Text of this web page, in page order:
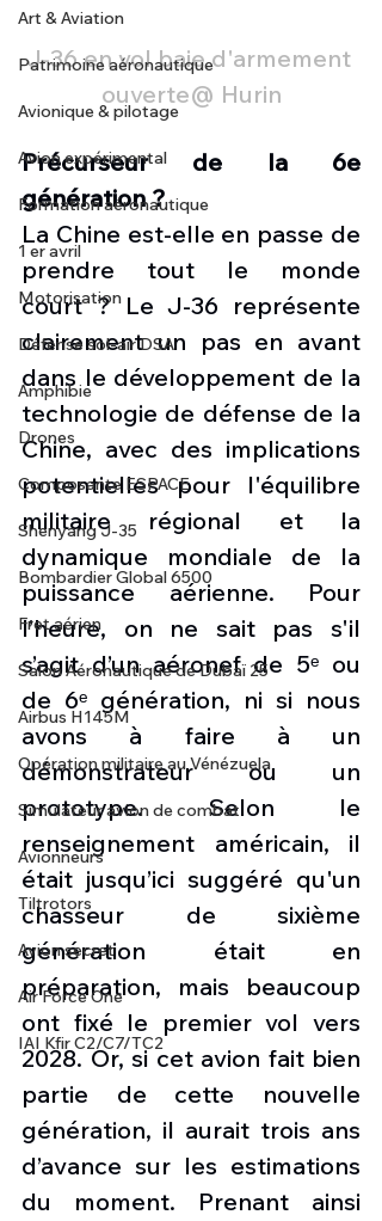
Art & Aviation
Patrimoine aéronautique
Avionique & pilotage
Avion expérimental
Formation aéronautique
1 er avril
Motorisation
Défense sol-air DSA
Amphibie
Drones
Composante ESPACE
Shenyang J-35
Bombardier Global 6500
Fret aérien
Salon Aéronautique de Dubaï 25
Airbus H145M
Opération militaire au Vénézuela
Simulateur avion de combat
Avionneurs
Tiltrotors
Avion secret
Air Force One
IAI Kfir C2/C7/TC2
J-36 en vol baie d'armement
ouverte@ Hurin
Précurseur de la 6e
génération ?
La Chine est-elle en passe de
prendre tout le monde
court ? Le J-36 représente
clairement un pas en avant
dans le développement de la
technologie de défense de la
Chine, avec des implications
potentielles pour l'équilibre
militaire régional et la
dynamique mondiale de la
puissance aérienne. Pour
l’heure, on ne sait pas s'il
s’agit d’un aéronef de 5ᵉ ou
de 6ᵉ génération, ni si nous
avons à faire à un
démonstrateur ou un
prototype. Selon le
renseignement américain, il
était jusqu’ici suggéré qu'un
chasseur de sixième
génération était en
préparation, mais beaucoup
ont fixé le premier vol vers
2028. Or, si cet avion fait bien
partie de cette nouvelle
génération, il aurait trois ans
d’avance sur les estimations
du moment. Prenant ainsi